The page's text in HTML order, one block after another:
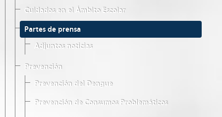
Cuidados en el Ámbito Escolar
Partes de prensa
Adjuntos noticias
Prevención
Prevención del Dengue
Prevención de Consumos Problemáticos